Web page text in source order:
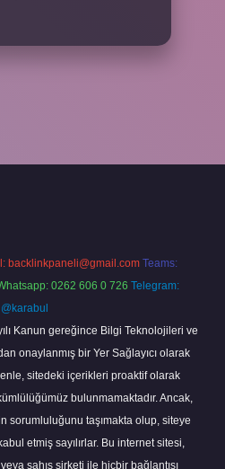
backlinkpaneli@gmail.com Teams:
0262 606 0 726 Telegram:
@karabul
Kanun gereğince Bilgi Teknolojileri ve
onaylanmış bir Yer Sağlayıcı olarak
sitedeki içerikleri proaktif olarak
bulunmamaktadır. Ancak,
sorumluluğunu taşımakta olup, siteye
etmiş sayılırlar. Bu internet sitesi,
şahıs şirketi ile hiçbir bağlantısı